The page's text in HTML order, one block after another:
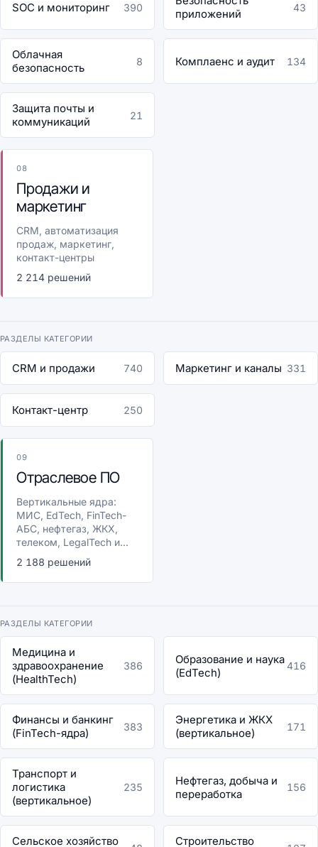
SOC и мониторинг 390
приложений
43
Облачная
безопасность
8 Комплаенс и аудит 134
Защита почты и
коммуникаций
21
08
Продажи и
маркетинг
CRM, автоматизация
продаж, маркетинг,
контакт-центры
2 214 решений
РАЗДЕЛЫ КАТЕГОРИИ
CRM и продажи 740 Маркетинг и каналы 331
Контакт-центр 250
09
Отраслевое ПО
Вертикальные ядра:
МИС, EdTech, FinTech-
АБС, нефтегаз, ЖКХ,
телеком, LegalTech и...
2 188 решений
РАЗДЕЛЫ КАТЕГОРИИ
Медицина и
здравоохранение
(HealthTech)
386
Образование и наука
(EdTech)
416
Финансы и банкинг
(FinTech-ядра)
383
Энергетика и ЖКХ
(вертикальное)
171
Транспорт и
логистика
(вертикальное)
235
Нефтегаз, добыча и
переработка
156
Сельское хозяйство Строительство